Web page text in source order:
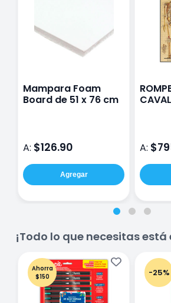
Mampara Foam
Board de 51 x 76 cm
A: $126.90
Agregar
A:
¡Todo lo que necesitas está
Ahorra
$150
-25%